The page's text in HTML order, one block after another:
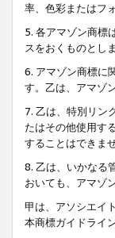
率、色彩またはフ
5. 各アマゾン商標
スをおくものとし
6. アマゾン商標に
す。乙は、アマゾ
7. 乙は、特別リン
たはその他使用す
することはできませ
8. 乙は、いかなる
おいても、アマゾ
甲は、アソシエイ
本商標ガイドライ